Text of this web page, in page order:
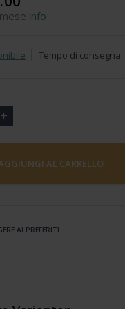
info
Tempo di consegna:
AL CARRELLO
AI PREFERITI